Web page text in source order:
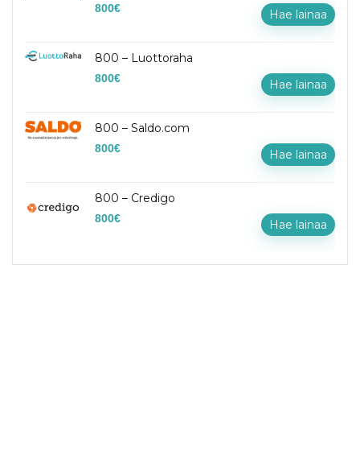
800€ Hae lainaa
800 – Luottoraha
800€ Hae lainaa
800 – Saldo.com
800€ Hae lainaa
800 – Credigo
800€ Hae lainaa